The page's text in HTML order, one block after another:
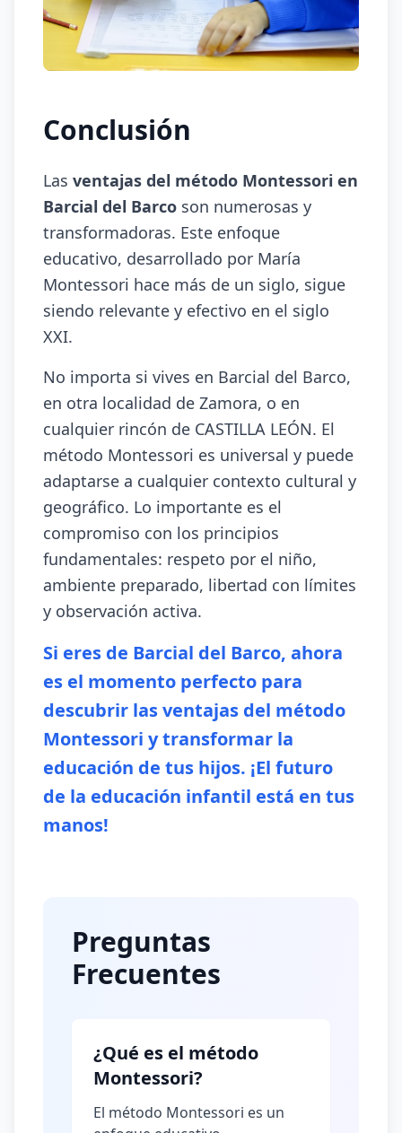
Conclusión
Las ventajas del método Montessori en
Barcial del Barco son numerosas y
transformadoras. Este enfoque
educativo, desarrollado por María
Montessori hace más de un siglo, sigue
siendo relevante y efectivo en el siglo
XXI.
No importa si vives en Barcial del Barco,
en otra localidad de Zamora, o en
cualquier rincón de CASTILLA LEÓN. El
método Montessori es universal y puede
adaptarse a cualquier contexto cultural y
geográfico. Lo importante es el
compromiso con los principios
fundamentales: respeto por el niño,
ambiente preparado, libertad con límites
y observación activa.
Si eres de Barcial del Barco, ahora
es el momento perfecto para
descubrir las ventajas del método
Montessori y transformar la
educación de tus hijos. ¡El futuro
de la educación infantil está en tus
manos!
Preguntas
Frecuentes
¿Qué es el método
Montessori?
El método Montessori es un